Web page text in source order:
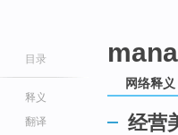
目录
释义
翻译
网络释义
经营